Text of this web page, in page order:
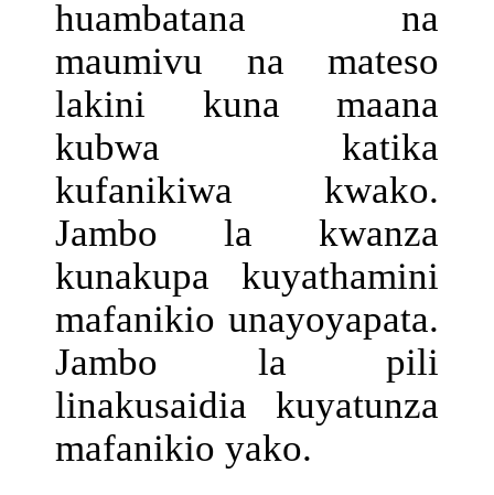
huambatana na
maumivu na mateso
lakini kuna maana
kubwa katika
kufanikiwa kwako.
Jambo la kwanza
kunakupa kuyathamini
mafanikio unayoyapata.
Jambo la pili
linakusaidia kuyatunza
mafanikio yako.